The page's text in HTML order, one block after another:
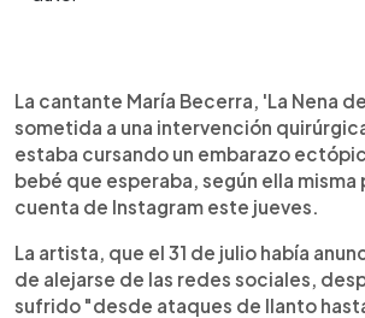
Escuchar artículo
La cantante María Becerra, 'La Nena
sometida a una intervención
estaba cursando un embarazo
bebé que esperaba, según ella misma
cuenta de Instagram este jueves.
La artista, que el 31 de julio había
de alejarse de las redes sociales,
sufrido "desde ataques de llanto